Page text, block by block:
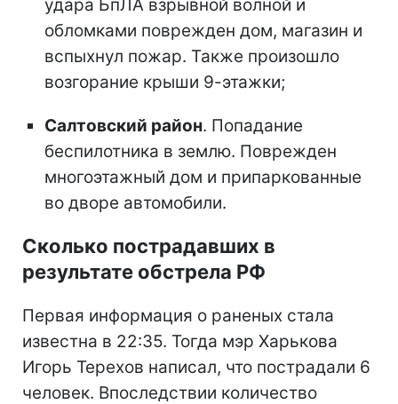
удара БпЛА взрывной волной и
обломками поврежден дом, магазин и
вспыхнул пожар. Также произошло
возгорание крыши 9-этажки;
Салтовский район. Попадание
беспилотника в землю. Поврежден
многоэтажный дом и припаркованные
во дворе автомобили.
Сколько пострадавших в
результате обстрела РФ
Первая информация о раненых стала
известна в 22:35. Тогда мэр Харькова
Игорь Терехов написал, что пострадали 6
человек. Впоследствии количество